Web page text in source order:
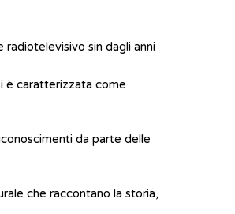
radiotelevisivo sin dagli anni
è caratterizzata come
da parte delle
che raccontano la storia,